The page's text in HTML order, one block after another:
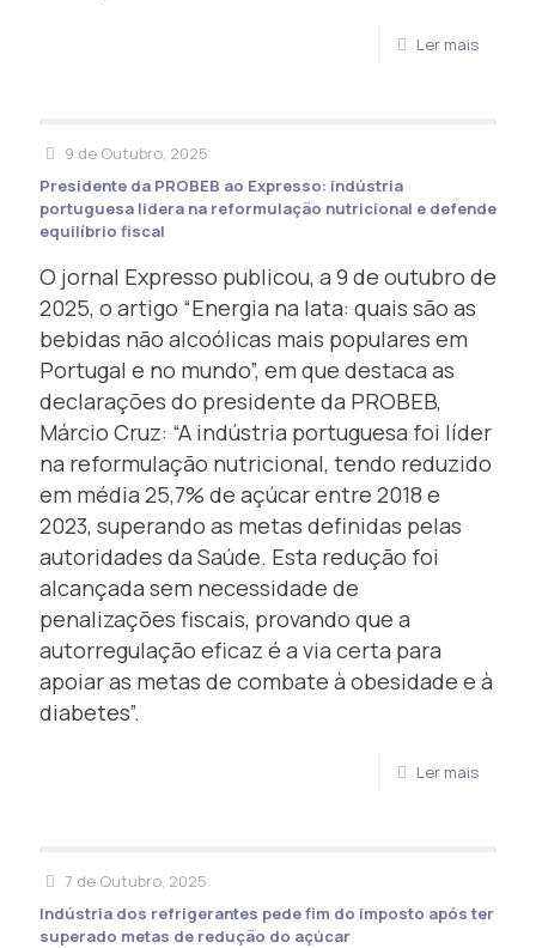
Ler mais
9 de Outubro, 2025
Presidente da PROBEB ao Expresso: indústria
portuguesa lidera na reformulação nutricional e defende
equilíbrio fiscal
O jornal Expresso publicou, a 9 de outubro de
2025, o artigo “Energia na lata: quais são as
bebidas não alcoólicas mais populares em
Portugal e no mundo”, em que destaca as
declarações do presidente da PROBEB,
Márcio Cruz: “A indústria portuguesa foi líder
na reformulação nutricional, tendo reduzido
em média 25,7% de açúcar entre 2018 e
2023, superando as metas definidas pelas
autoridades da Saúde. Esta redução foi
alcançada sem necessidade de
penalizações fiscais, provando que a
autorregulação eficaz é a via certa para
apoiar as metas de combate à obesidade e à
diabetes”.
Ler mais
7 de Outubro, 2025
Indústria dos refrigerantes pede fim do imposto após ter
superado metas de redução do açúcar